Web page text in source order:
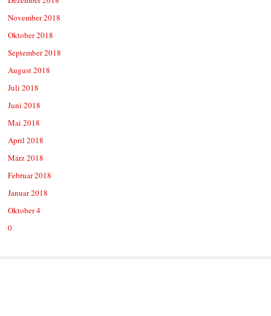
November 2018
Oktober 2018
September 2018
August 2018
Juli 2018
Juni 2018
Mai 2018
April 2018
März 2018
Februar 2018
Januar 2018
Oktober 4
0